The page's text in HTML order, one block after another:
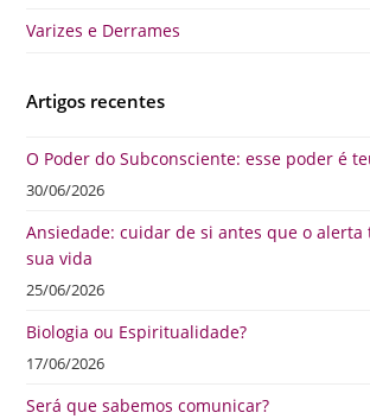
Varizes e Derrames
Artigos recentes
O Poder do Subconsciente: esse poder é
30/06/2026
Ansiedade: cuidar de si antes que o alerta
sua vida
25/06/2026
Biologia ou Espiritualidade?
17/06/2026
Será que sabemos comunicar?